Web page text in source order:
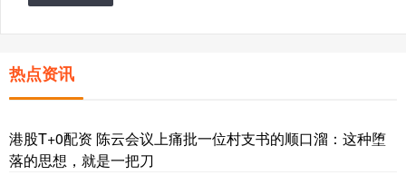
热点资讯
港股T+0配资 陈云会议上痛批一位村支书的顺口溜：这种堕
落的思想，就是一把刀